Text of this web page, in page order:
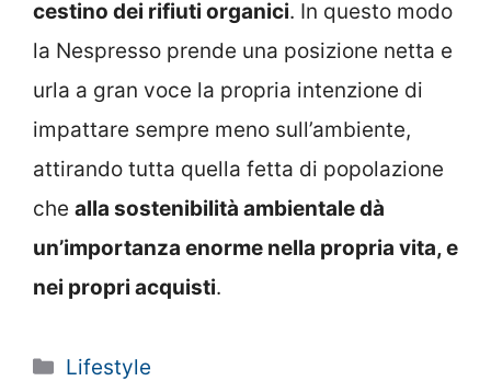
cestino dei rifiuti organici. In questo modo
la Nespresso prende una posizione netta e
urla a gran voce la propria intenzione di
impattare sempre meno sull’ambiente,
attirando tutta quella fetta di popolazione
che alla sostenibilità ambientale dà
un’importanza enorme nella propria vita, e
nei propri acquisti.
Categorie
Lifestyle